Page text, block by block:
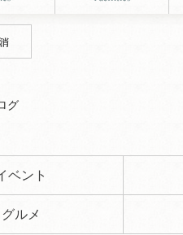
グ
ベント
グルメ